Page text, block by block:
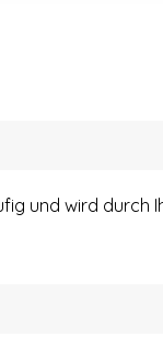
und wird durch